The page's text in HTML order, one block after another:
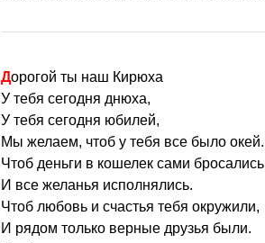
Дорогой ты наш Кирюха
У тебя сегодня днюха,
У тебя сегодня юбилей,
Мы желаем, чтоб у тебя все было окей.
Чтоб деньги в кошелек сами бросались
И все желанья исполнялись.
Чтоб любовь и счастья тебя окружили,
И рядом только верные друзья были.